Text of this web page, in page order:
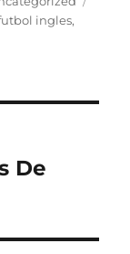
ingles,
De